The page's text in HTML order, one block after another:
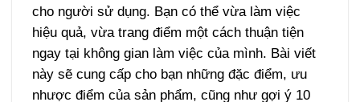
cho người sử dụng. Bạn có thể vừa làm việc
hiệu quả, vừa trang điểm một cách thuận tiện
ngay tại không gian làm việc của mình. Bài viết
này sẽ cung cấp cho bạn những đặc điểm, ưu
nhược điểm của sản phẩm, cũng như gợi ý 10